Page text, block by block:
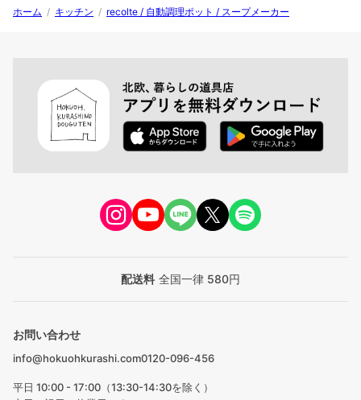
ホーム / キッチン / recolte / 自動調理ポット / スープメーカー
配送料 全国一律 580円
お問い合わせ
info@hokuohkurashi.com0120-096-456
平日 10:00 - 17:00（13:30-14:30を除く）